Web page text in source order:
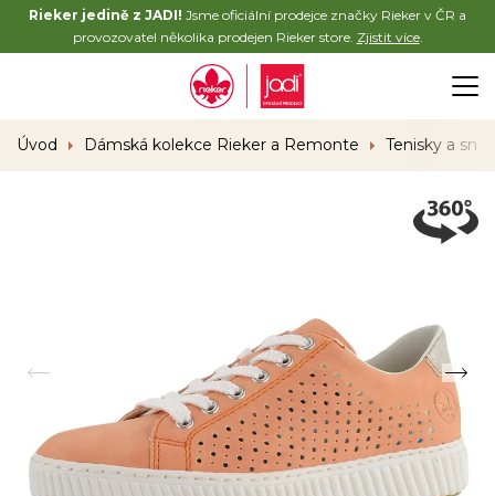
Rieker jedině z JADI! Jsme oficiální prodejce značky Rieker v ČR a
provozovatel několika prodejen Rieker store. Zjistit více.
Úvod Dámská kolekce Rieker a Remonte Tenisky a